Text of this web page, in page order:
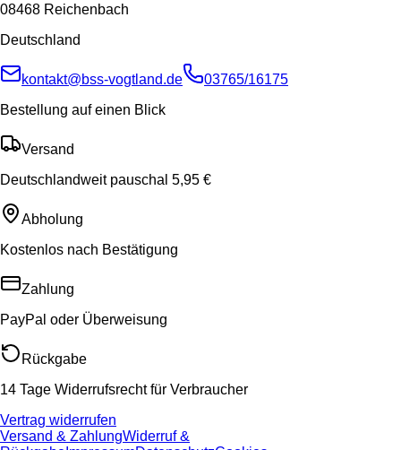
08468 Reichenbach
Deutschland
kontakt@bss-vogtland.de
03765/16175
Bestellung auf einen Blick
Versand
Deutschlandweit pauschal 5,95 €
Abholung
Kostenlos nach Bestätigung
Zahlung
PayPal oder Überweisung
Rückgabe
14 Tage Widerrufsrecht für Verbraucher
Vertrag widerrufen
Versand & ZahlungWiderruf &